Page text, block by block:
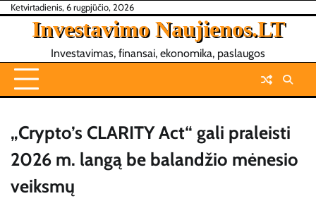
Skip
content
Ketvirtadienis, 6 rugpjūčio, 2026
Investavimo Naujienos.LT
Investavimas, finansai, ekonomika, paslaugos
„Crypto’s CLARITY Act“ gali praleisti
2026 m. langą be balandžio mėnesio
veiksmų